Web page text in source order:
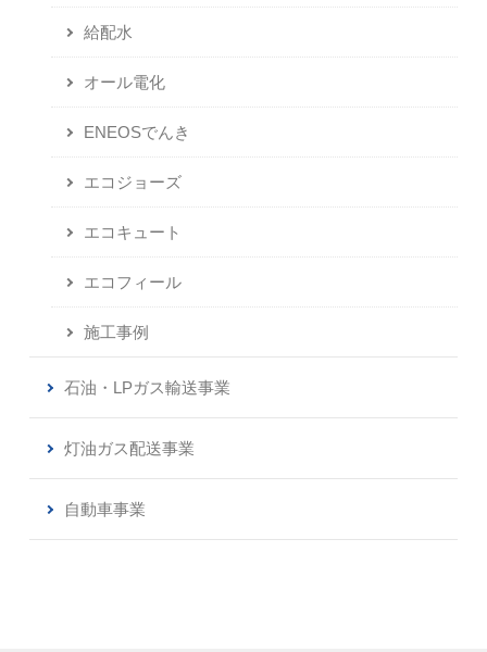
給配水
オール電化
ENEOSでんき
エコジョーズ
エコキュート
エコフィール
施工事例
石油・LPガス輸送事業
灯油ガス配送事業
自動車事業